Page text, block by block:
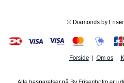
© Diamonds by
Forside Om os|